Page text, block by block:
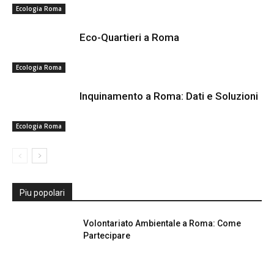
Ecologia Roma
Ecologia Roma
Eco-Quartieri a Roma
Ecologia Roma
Inquinamento a Roma: Dati e Soluzioni
Piu popolari
Volontariato Ambientale a Roma: Come
Partecipare